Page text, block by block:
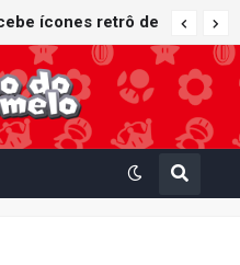
ícones retrô de
Kart: Super Circuit